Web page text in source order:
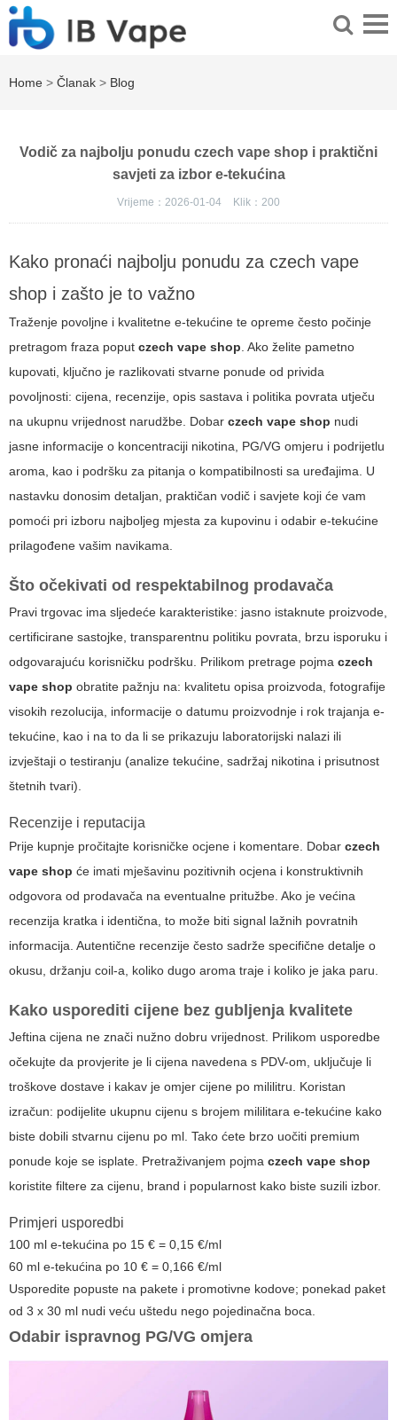
Home > Članak > Blog
Vodič za najbolju ponudu czech vape shop i praktični
savjeti za izbor e-tekućina
Vrijeme：2026-01-04 Klik： 200
Kako pronaći najbolju ponudu za czech vape
shop i zašto je to važno
Traženje povoljne i kvalitetne e-tekućine te opreme često počinje
pretragom fraza poput czech vape shop. Ako želite pametno
kupovati, ključno je razlikovati stvarne ponude od privida
povoljnosti: cijena, recenzije, opis sastava i politika povrata utječu
na ukupnu vrijednost narudžbe. Dobar czech vape shop nudi
jasne informacije o koncentraciji nikotina, PG/VG omjeru i podrijetlu
aroma, kao i podršku za pitanja o kompatibilnosti sa uređajima. U
nastavku donosim detaljan, praktičan vodič i savjete koji će vam
pomoći pri izboru najboljeg mjesta za kupovinu i odabir e-tekućine
prilagođene vašim navikama.
Što očekivati od respektabilnog prodavača
Pravi trgovac ima sljedeće karakteristike: jasno istaknute proizvode,
certificirane sastojke, transparentnu politiku povrata, brzu isporuku i
odgovarajuću korisničku podršku. Prilikom pretrage pojma czech
vape shop obratite pažnju na: kvalitetu opisa proizvoda, fotografije
visokih rezolucija, informacije o datumu proizvodnje i rok trajanja e-
tekućine, kao i na to da li se prikazuju laboratorijski nalazi ili
izvještaji o testiranju (analize tekućine, sadržaj nikotina i prisutnost
štetnih tvari).
Recenzije i reputacija
Prije kupnje pročitajte korisničke ocjene i komentare. Dobar czech
vape shop će imati mješavinu pozitivnih ocjena i konstruktivnih
odgovora od prodavača na eventualne pritužbe. Ako je većina
recenzija kratka i identična, to može biti signal lažnih povratnih
informacija. Autentične recenzije često sadrže specifične detalje o
okusu, držanju coil-a, koliko dugo aroma traje i koliko je jaka paru.
Kako usporediti cijene bez gubljenja kvalitete
Jeftina cijena ne znači nužno dobru vrijednost. Prilikom usporedbe
očekujte da provjerite je li cijena navedena s PDV-om, uključuje li
troškove dostave i kakav je omjer cijene po mililitru. Koristan
izračun: podijelite ukupnu cijenu s brojem mililitara e-tekućine kako
biste dobili stvarnu cijenu po ml. Tako ćete brzo uočiti premium
ponude koje se isplate. Pretraživanjem pojma czech vape shop
koristite filtere za cijenu, brand i popularnost kako biste suzili izbor.
Primjeri usporedbi
100 ml e-tekućina po 15 € = 0,15 €/ml
60 ml e-tekućina po 10 € = 0,166 €/ml
Usporedite popuste na pakete i promotivne kodove; ponekad paket
od 3 x 30 ml nudi veću uštedu nego pojedinačna boca.
Odabir ispravnog PG/VG omjera